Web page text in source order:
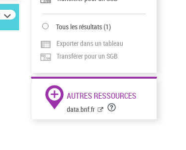
Tous les résultats(1)
Exporter dans un tableau
Transférer pour un SGB
AUTRES RESSOURCES
data.bnf.fr